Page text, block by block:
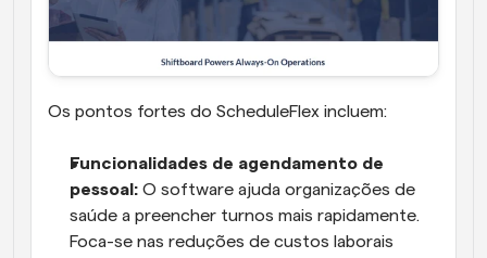
Os pontos fortes do ScheduleFlex incluem:
Funcionalidades de agendamento de
pessoal: O software ajuda organizações de
saúde a preencher turnos mais rapidamente.
Foca-se nas reduções de custos laborais